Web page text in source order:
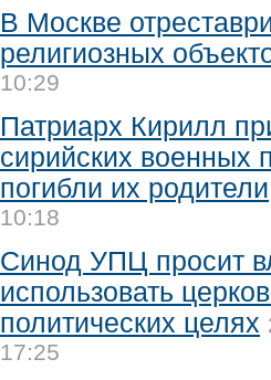
В Москве
религиозных
10:29
Патриарх Кирилл
сирийских военных
погибли их родители
10:18
Синод УПЦ просит
использовать
политических целях
17:25